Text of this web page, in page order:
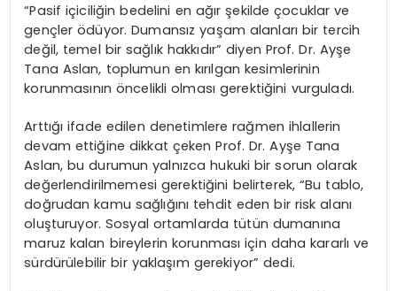
“Pasif içiciliğin bedelini en ağır şekilde çocuklar ve
gençler ödüyor. Dumansız yaşam alanları bir tercih
değil, temel bir sağlık hakkıdır” diyen Prof. Dr. Ayşe
Tana Aslan, toplumun en kırılgan kesimlerinin
korunmasının öncelikli olması gerektiğini vurguladı.
Arttığı ifade edilen denetimlere rağmen ihlallerin
devam ettiğine dikkat çeken Prof. Dr. Ayşe Tana
Aslan, bu durumun yalnızca hukuki bir sorun olarak
değerlendirilmemesi gerektiğini belirterek, “Bu tablo,
doğrudan kamu sağlığını tehdit eden bir risk alanı
oluşturuyor. Sosyal ortamlarda tütün dumanına
maruz kalan bireylerin korunması için daha kararlı ve
sürdürülebilir bir yaklaşım gerekiyor” dedi.